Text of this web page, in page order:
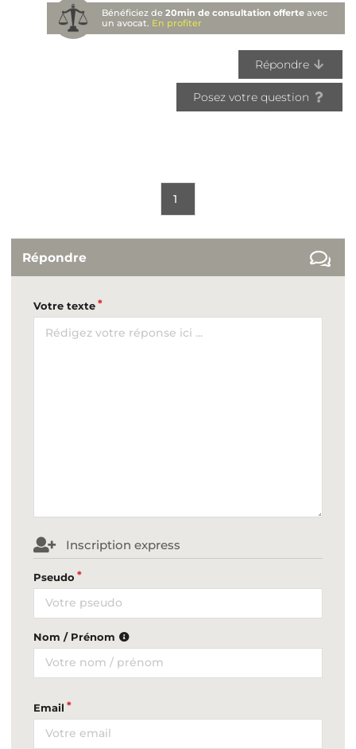
Bénéficiez de20min de consultation offerte avec
un avocat. En profiter
Répondre
Posez votre question
1
Répondre
Votre texte
Inscription express
Pseudo
Nom / Prénom
Email